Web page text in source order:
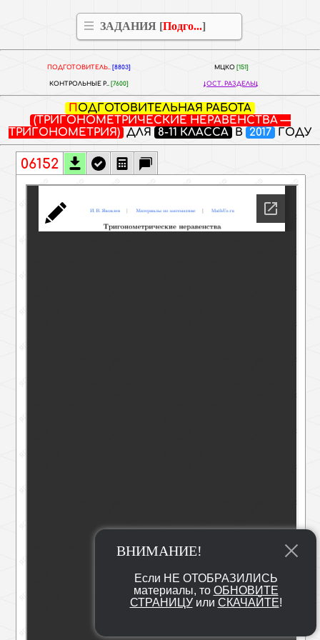
ВНИМАНИЕ!
Если НЕ ОТОБРАЗИЛИСЬ
материалы, то ОБНОВИТЕ
СТРАНИЦУ или СКАЧАЙТЕ!
ЗАДАНИЯ [Подго...]
ПОДГОТОВИТЕЛЬ.. [8803] МЦКО [151]
КОНТРОЛЬНЫЕ Р.. [7600] ОСТ. РАЗДЕЛЫ
ПОДГОТОВИТЕЛЬНАЯ РАБОТА
(ТРИГОНОМЕТРИЧЕСКИЕ НЕРАВЕНСТВА —
ТРИГОНОМЕТРИЯ) ДЛЯ 8-11 КЛАССА В 2017 ГОДУ
06152